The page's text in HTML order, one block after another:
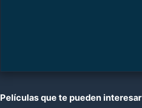
Películas que te pueden interesar